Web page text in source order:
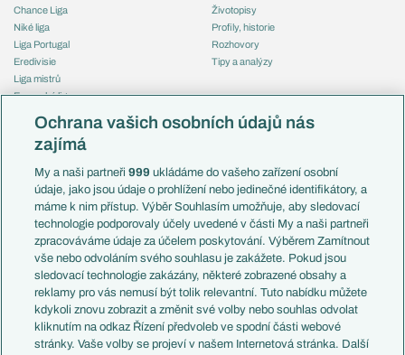
Chance Liga
Niké liga
Liga Portugal
Eredivisie
Liga mistrů
Evropská liga
Mistrovství světa
Liga národů
Témata
Představení týmů MS
EuroSkauting
PL v kostce
Evropské koeficienty
Přestupy
Přestupové spekulace
Zranění
Kluby
Životopisy
Profily, historie
Rozhovory
Tipy a analýzy
Česko
Francie
Itálie
Německo
Španělsko
Argentina
Brazílie
Přestupy
Zápasy
Livescore
Ochrana vašich osobních údajů nás
zajímá
My a naši partneři999 ukládáme do vašeho zařízení osobní
údaje, jako jsou údaje o prohlížení nebo jedinečné identifikátory, a
máme k nim přístup. Výběr Souhlasím umožňuje, aby sledovací
technologie podporovaly účely uvedené v části My a naši partneři
zpracováváme údaje za účelem poskytování. Výběrem Zamítnout
vše nebo odvoláním svého souhlasu je zakážete. Pokud jsou
sledovací technologie zakázány, některé zobrazené obsahy a
reklamy pro vás nemusí být tolik relevantní. Tuto nabídku můžete
kdykoli znovu zobrazit a změnit své volby nebo souhlas odvolat
kliknutím na odkaz Řízení předvoleb ve spodní části webové
stránky. Vaše volby se projeví v našem Internetová stránka. Další